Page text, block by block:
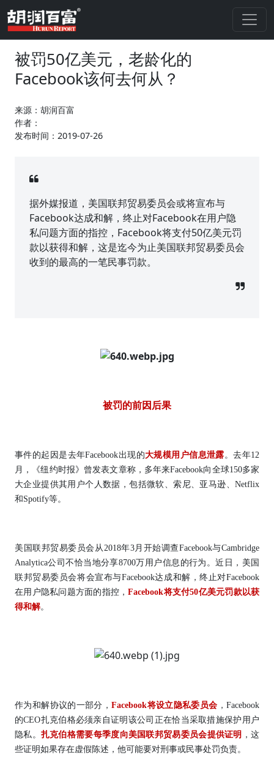
被罚50亿美元，老龄化的
Facebook该何去何从？
来源：胡润百富
作者：
发布时间：2019-07-26
据外媒报道，美国联邦贸易委员会或将宣布与
Facebook达成和解，终止对Facebook在用户隐
私问题方面的指控，Facebook将支付50亿美元罚
款以获得和解，这是迄今为止美国联邦贸易委员会
收到的最高的一笔民事罚款。
被罚的前因后果
事件的起因是去年Facebook出现的大规模用户信息泄露 。去年12
月，《纽约时报》曾发表文章称，多年来Facebook向全球150多家
大企业提供其用户个人数据，包括微软、索尼、亚马逊、Netflix
和Spotify等。
美国联邦贸易委员会从2018年3月开始调查Facebook与Cambridge
Analytica公司不恰当地分享8700万用户信息的行为。近日，美国
联邦贸易委员会将会宣布与Facebook达成和解，终止对Facebook
在用户隐私问题方面的指控，Facebook将支付50亿美元罚款以获
得和解。
作为和解协议的一部分，Facebook将设立隐私委员会 ，Facebook
的CEO扎克伯格必须亲自证明该公司正在恰当采取措施保护用户
隐私。 扎克伯格需要每季度向美国联邦贸易委员会提供证明 ，这
些证明如果存在虚假陈述，他可能要对刑事或民事处罚负责。